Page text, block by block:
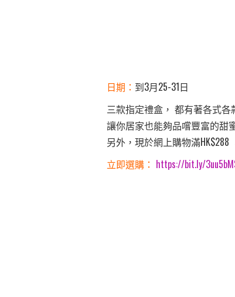
日期： 到3月25-31日
三款指定禮盒， 都有著各式各
讓你居家也能夠品嚐豐富的甜
另外，現於網上購物滿
立即選購： https://bit.ly/